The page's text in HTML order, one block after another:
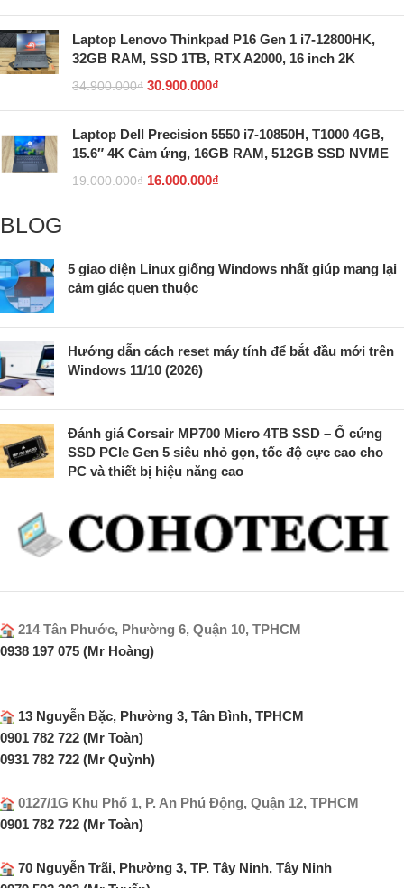
Laptop Lenovo Thinkpad P16 Gen 1 i7-12800HK,
32GB RAM, SSD 1TB, RTX A2000, 16 inch 2K
34.900.000₫ 30.900.000₫
Laptop Dell Precision 5550 i7-10850H, T1000 4GB,
15.6″ 4K Cảm ứng, 16GB RAM, 512GB SSD NVME
19.000.000₫ 16.000.000₫
BLOG
5 giao diện Linux giống Windows nhất giúp mang lại
cảm giác quen thuộc
Hướng dẫn cách reset máy tính để bắt đầu mới trên
Windows 11/10 (2026)
Đánh giá Corsair MP700 Micro 4TB SSD – Ổ cứng
SSD PCIe Gen 5 siêu nhỏ gọn, tốc độ cực cao cho
PC và thiết bị hiệu năng cao
214 Tân Phước, Phường 6, Quận 10, TPHCM
0938 197 075 (Mr Hoàng)
13 Nguyễn Bặc, Phường 3, Tân Bình, TPHCM
0901 782 722 (Mr Toàn)
0931 782 722 (Mr Quỳnh)
0127/1G Khu Phố 1, P. An Phú Động, Quận 12, TPHCM
0901 782 722 (Mr Toàn)
70 Nguyễn Trãi, Phường 3, TP. Tây Ninh, Tây Ninh